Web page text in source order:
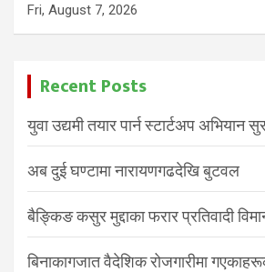
Fri, August 7, 2026
Recent Posts
युवा उद्यमी तयार पार्न स्टार्टअप अभियान
अब दुई घण्टामा नारायणगढदेखि बुटवल
बैङ्किङ कसुर मुद्दाका फरार प्रतिवादी
बिनाकागजात वैदेशिक रोजगारीमा